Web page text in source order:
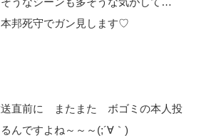
邦死守でガン見します♡
直前に またまた ボゴミの本人投
んですよね～～～(;´∀｀)